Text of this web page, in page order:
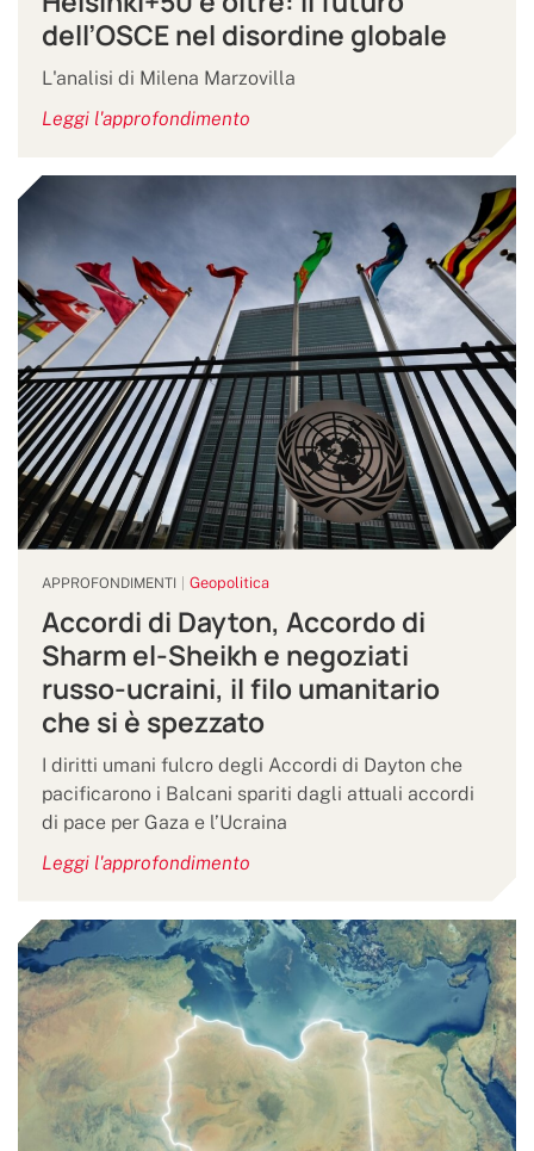
dell’OSCE nel disordine globale
L'analisi di Milena Marzovilla
Leggi l'approfondimento
APPROFONDIMENTI Geopolitica
Accordi di Dayton, Accordo di
Sharm el-Sheikh e negoziati
russo-ucraini, il filo umanitario
che si è spezzato
I diritti umani fulcro degli Accordi di Dayton che
pacificarono i Balcani spariti dagli attuali accordi
di pace per Gaza e l’Ucraina
Leggi l'approfondimento